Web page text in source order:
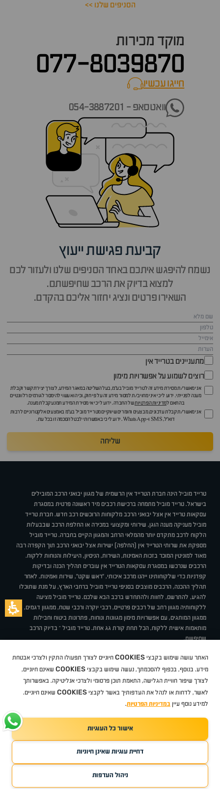
חפשו עבורי קנו ממני
הסניפים שלנו >>
מוקד מכירות
077-8039870
חייגו עכשיוcall now
וואטסאפ - 054-3887201
קביעת פגישת ייעוץ
נשמח להיפגש איתכם באחד הסניפים שלנו ולעזור לכם
למצוא בדיוק את הרכב שחיפשתם.
השאירו פרטים ונציג יחזור אליכם בהקדם.
מתעניינים בטרייד אין
רוצים לשמוע על אפשרויות מימון
אני מאשר/ת מסירת מידע זה לטרייד מוביל בע"מ, בעל השליטה במאגר המידע, לצורך יצירת קשר וקבלת
מענה לפנייתי. ידוע לי כי איני מחויב/ת למסור מידע זה על פי חוק, וכי הוא עשוי להימסר לגורמים רלוונטיים
בהתאם למדיניות הפרטיותשל החברה. ידוע לי כי אי מסירת המידע תמנע קבלת מענה.
אני מאשר/ת קבלת עדכונים, מבצעים וחומרים שיווקיים מטרייד מוביל בע"מ באמצעים אלקטרוניים לרבות
דוא״ל, SMS ו-WhatsApp. ידוע לי כי באפשרותי לבטל הסכמה זו בכל עת.
שליחה
טרייד מוביל הינה חברת הטרייד אין הרשמית של מגוון יבואני הרכב המובילים
בישראל. טרייד מוביל מתמחה ברכישת רכבים מיד ראשונה פרטית במסגרת
עסקאות טרייד אין אצל יבואני הרכב מלקוחות הרוכשים רכב חדש. חברת טרייד
מוביל מעניקה מענה הוגן, שירותי ומקצועי במכירה או החלפת הרכב שבבעלות
הלקוח לרכב מתקדם יותר מהמלאי הרחב והמגוון הקיים בחברה. טרייד מוביל
מספקת את שרותי הטרייד אין (החלפה) ישירות אצל יבואני הרכב תוך הקפדה רבה
מאוד למוניטין המוכר בזכות האמינות, השירות, הניסיון, היעילות והנוחות ללקוח.
הרכבים שנרכשו במסגרת עסקאות הטרייד אין עוברים תהליך הכנה ובדיקות
קפדניות כדי שלקוחותינו ייהנו מרכב איכותי, "ראש שקט", שירות ואמינות. לאחר
תהליך ההכנה, הרכבים מוצבים בסניפי טרייד מוביל ברחבי הארץ, על מנת שתוכלו
להגיע, להתרשם, לחוות ולהתחדש ברכב הבא שלכם. טרייד מוביל מציעה
ללקוחותיה מגוון רחב של רכבים פרטיים, רכבי יוקרה ורכבי שטח, ממגוון דגמים,
ממגוון המותגים, עם אפשרויות מימון מגוונות ונוחות, פתרונות ביטוח וחבילות
מותאמות אישית ללקוח, הכל תחת קורת גג אחת. טרייד מוביל – בדיוק הרכב
שחיפשת.
תקנוןBUY BACKמבצעיםמגזין טרייד מובילאיך זה עובד? דרושים
ניהול העדפות עוגיות
סיטרואן אופלפיג'וMG
Geelyמזדהבי ווי דיצ'רי טסלהניסאןטויוטהדאצ'יהפולקסווגןטסלה
ב מ וולקסוסאאודיסקודהיונדאירנושברולט
TradeMobile instagram
TradeMobile facebook
כל הזכויות שמורות טרייד מוביל2026
האתר עושה שימוש בקבצי COOKIES חיוניים לצורך תפעולו התקין ולצרכי אבטחת
מידע. בנוסף, בכפוף להסכמתך, נעשה שימוש בקבצי COOKIES שאינם חיוניים,
לצורך שיפור חוויית הגלישה, התאמת תוכן פרסומי ולצרכי אנליטיקה. באפשרותך
לאשר, לדחות או לנהל את העדפותיך באשר לקבצי COOKIES שאינם חיוניים.
למידע נוסף עיין במדיניות הפרטיות.
אישור כל העוגיות
דחיית עוגיות שאינן חיוניות
ניהול העדפות